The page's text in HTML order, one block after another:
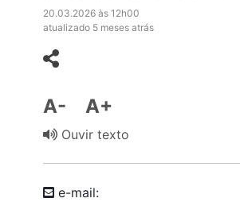
20.03.2026 às 12h00
atualizado 5 meses atrás
A- A+
Ouvir texto
e-mail: